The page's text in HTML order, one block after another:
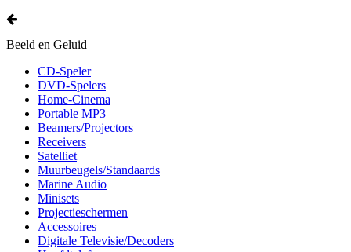
Beeld en Geluid
CD-Speler
DVD-Spelers
Home-Cinema
Portable MP3
Beamers/Projectors
Receivers
Satelliet
Muurbeugels/Standaards
Marine Audio
Minisets
Projectieschermen
Accessoires
Digitale Televisie/Decoders